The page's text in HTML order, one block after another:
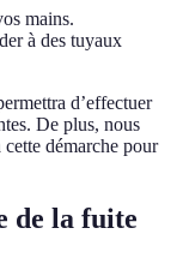
mains.
à des tuyaux
d’effectuer
De plus, nous
démarche pour
de la fuite